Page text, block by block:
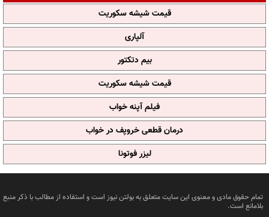
قیمت شیشه سکوریت
آلپاری
بیم دتکتور
قیمت شیشه سکوریت
فیلم آپنه خواب
درمان قطعی خروپف در خواب
لیزر فوتونا
تمام حقوق مادی و معنوی این سایت متعلق به بولتن نیوز است و استفاده از مطالب با ذکر منبع
بلامانع است.